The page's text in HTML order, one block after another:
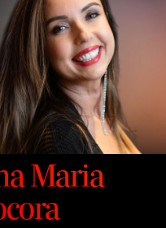
Maria